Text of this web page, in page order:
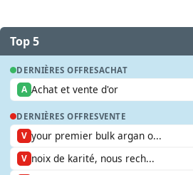
Top 5
DERNIÈRES OFFRESACHAT
A Achat et vente d'or
DERNIÈRES OFFRESVENTE
V your premier bulk argan o...
V noix de karité, nous rech...